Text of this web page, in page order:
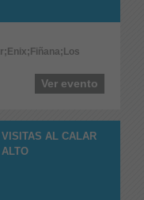
Ver evento
VISITAS AL CALAR
ALTO